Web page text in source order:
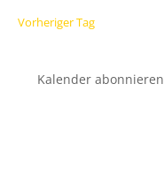
Vorheriger Tag
Kalender abonnieren